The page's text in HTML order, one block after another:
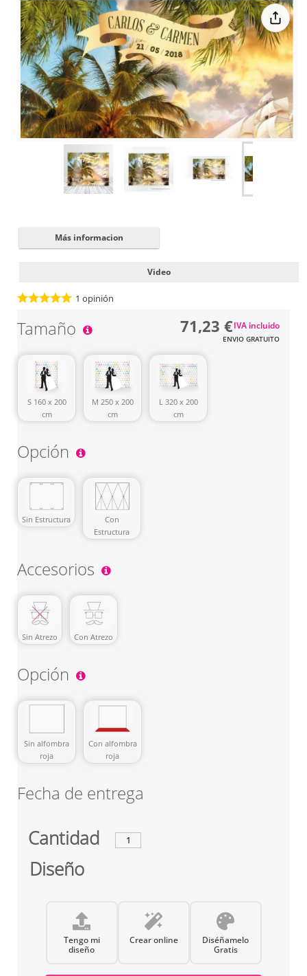
texto en
varias
líneas
Cómo cambiar
de color el texto
Cerrar✖
Más informacion
Video
1 opinión
Tamaño
S 160 x 200
cm
M 250 x 200
cm
L 320 x 200
cm
Opción
Sin Estructura
Con
Estructura
Accesorios
Sin Atrezo Con Atrezo
Opción
Sin alfombra
roja
Con alfombra
roja
Fecha de entrega
Cantidad
71,23 €
ENVIO GRATUITO
IVA incluido
Diseño
Tengo mi
diseño
Crear online
Diséñamelo
Gratis